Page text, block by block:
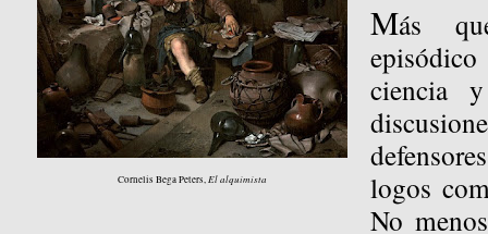
Cornelis Bega Peters,El alquimista
Más
ciencia
logos
No